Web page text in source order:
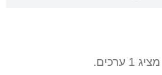
מציג 1 ערכים.